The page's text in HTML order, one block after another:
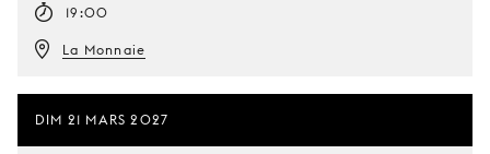
19:00
La Monnaie
DIM 21 MARS 2027